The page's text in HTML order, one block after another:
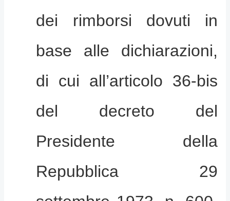
dei rimborsi dovuti in
base alle dichiarazioni,
di cui all’articolo 36-bis
del decreto del
Presidente della
Repubblica 29